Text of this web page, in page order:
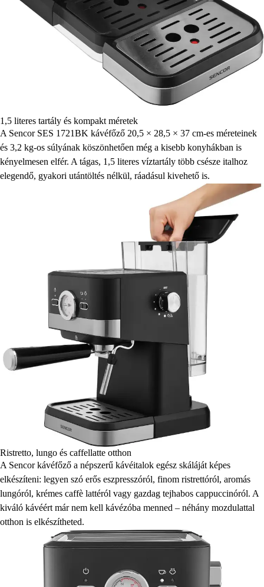
1,5 literes tartály és kompakt méretek
A Sencor SES 1721BK kávéfőző 20,5 × 28,5 × 37 cm-es méreteinek
és 3,2 kg-os súlyának köszönhetően még a kisebb konyhákban is
kényelmesen elfér. A tágas, 1,5 literes víztartály több csésze italhoz
elegendő, gyakori utántöltés nélkül, ráadásul kivehető is.
Ristretto, lungo és caffellatte otthon
A Sencor kávéfőző a népszerű kávéitalok egész skáláját képes
elkészíteni: legyen szó erős eszpresszóról, finom ristrettóról, aromás
lungóról, krémes caffè lattéról vagy gazdag tejhabos cappuccinóról. A
kiváló kávéért már nem kell kávézóba menned – néhány mozdulattal
otthon is elkészítheted.